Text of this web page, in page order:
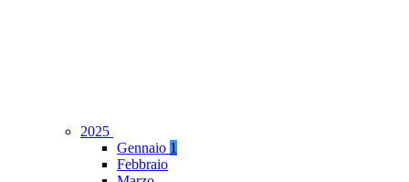
2025
Gennaio 1
Febbraio